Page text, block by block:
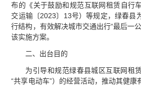
布的《关于鼓励和规范互联网租赁自行
交运输〔2023〕13号）等规定，绿春县
行结构，有效解决城市交通出行“最后一
该实施方案。
二、出台目的
为引导和规范绿春县城区互联网租
“共享电动车”）的经营活动，推动其健康